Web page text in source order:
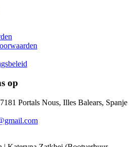
op
Portals Nous, Illes Balears, Spanje